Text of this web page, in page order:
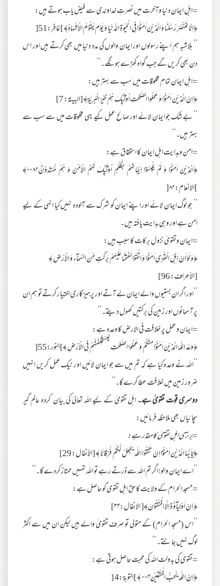
=اہلِ ایمان دنیا وآخرت میں نصرتِ خداوندی سے فیض یاب ہوتے ہیں:
﴿اِنَّا لَنَنْصُرُ رُسُلَنَا وَ الَّذِيْنَ اٰمَنُوْا فِي الْحَيٰوةِ الدُّنْيَا وَ يَوْمَ يَقُوْمُ الْاَشْهَادُ﴾ ] غافر:51[
’’ بلاشبہ ہم اپنے رسولوں اور ایمان والوں کی مدد دنیا میں بھی کرتے ہیں اور اس
دن بھی کریں گے جب گواہ کھڑے ہونگے۔‘‘
=اہلِ ایمان تمام مخلوقات میں سب سے بہتر ہیں:
﴿اِنَّ الَّذِيْنَ اٰمَنُوْا وَ عَمِلُوا الصّٰلِحٰتِ اُولٰٓىِٕكَ هُمْ خَيْرُ الْبَرِيَّةِ﴾ [البينة: 7]
’’ بے شک جو ایمان لائے اور صالح عمل کیے یہی مخلوقات میں سے سب سے
بہتر ہیں۔‘‘
=امن وہدایت اہلِ ایمان کا استحقاق ہے:
﴿اَلَّذِيْنَ اٰمَنُوْا وَ لَمْ يَلْبِسُوْۤا اِيْمَانَهُمْ بِظُلْمٍ اُولٰٓىِٕكَ لَهُمُ الْاَمْنُ وَ هُمْ مُّهْتَدُوْنَؒ۰۰۸۲﴾
]الانعام:۸۲[
’’ جو لوگ ایمان لائے اور اپنے ایمان کو شرک سے آلودہ نہیں کیا انہی کے لیے
امن ہے اور وہی ہدایت یافتہ ہیں۔
=ایمان وتقویٰ نزولِ برکات کا سبب ہیں:
﴿وَ لَوْ اَنَّ اَهْلَ الْقُرٰۤى اٰمَنُوْا وَ اتَّقَوْا لَفَتَحْنَا عَلَيْهِمْ بَرَكٰتٍ مِّنَ السَّمَآءِ وَ الْاَرْضِ ﴾
[الأعراف: 96]
’’اور اگر ان بستیوں والے ایمان لے آتے اور پرہیز گاری اختیار کرتے تو ہم ان
پر آسمانوں اور زمین کی برکتیں کھول دیتے۔‘‘
=ایمان وعمل پر خلافت فی الارض کا وعدہ ہے:
﴿وَعَدَ اللّٰهُ الَّذِيْنَ اٰمَنُوْا مِنْكُمْ وَ عَمِلُوا الصّٰلِحٰتِ لَيَسْتَخْلِفَنَّهُمْ فِي الْاَرْضِ ﴾]النور:55[
’’اللہ نے وعدہ کیا ہے کہ تم میں سے جو ایمان لائیں اور نیک عمل کریں انہیں
ضرور زمین میں خلافت عطا کرے گا۔‘‘
دوسری قوت تقویٰ ہے۔اہل تقویٰ کے لیے اللہ تعالیٰ کی بیان کردہ عالم گیر
سچائیاں بھی ملاحظہ فرمائیں:
=برتری اہل تقویٰ کا مقدر ہے:
﴿يٰۤاَيُّهَا الَّذِيْنَ اٰمَنُوْۤا اِنْ تَتَّقُوا اللّٰهَ يَجْعَلْ لَّكُمْ فُرْقَانًا ﴾ [الأنفال: 29]
’’اے ایمان والو! اگر تم اللہ سے ڈرتے رہے تو اللہ تمہیں ممتاز کردے گا۔‘‘
=مسجد الحرام کے ولایت کا حق اہل تقوی ٰکو حاصل ہے:
﴿ اِنْ اَوْلِيَآؤُهٗۤ اِلَّا الْمُتَّقُوْنَ﴾[ الانفال:۳۴]
’’اس (مسجد الحرام) کے متولی تو صرف تقویٰ والے ہیں لیکن ان میں سے اکثر
لوگ نہیں جانتے۔ ‘‘
=تقویٰ کی بدولت اللہ کی محبت حاصل ہوتی ہے:
﴿اِنَّ اللّٰهَ يُحِبُّ الْمُتَّقِيْنَ۰۰۴ ﴾ ]التوبة:4 [